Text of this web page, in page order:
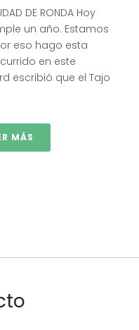
DE RONDA Hoy
un año. Estamos
eso hago esta
en este
escribió que el Tajo
MÁS